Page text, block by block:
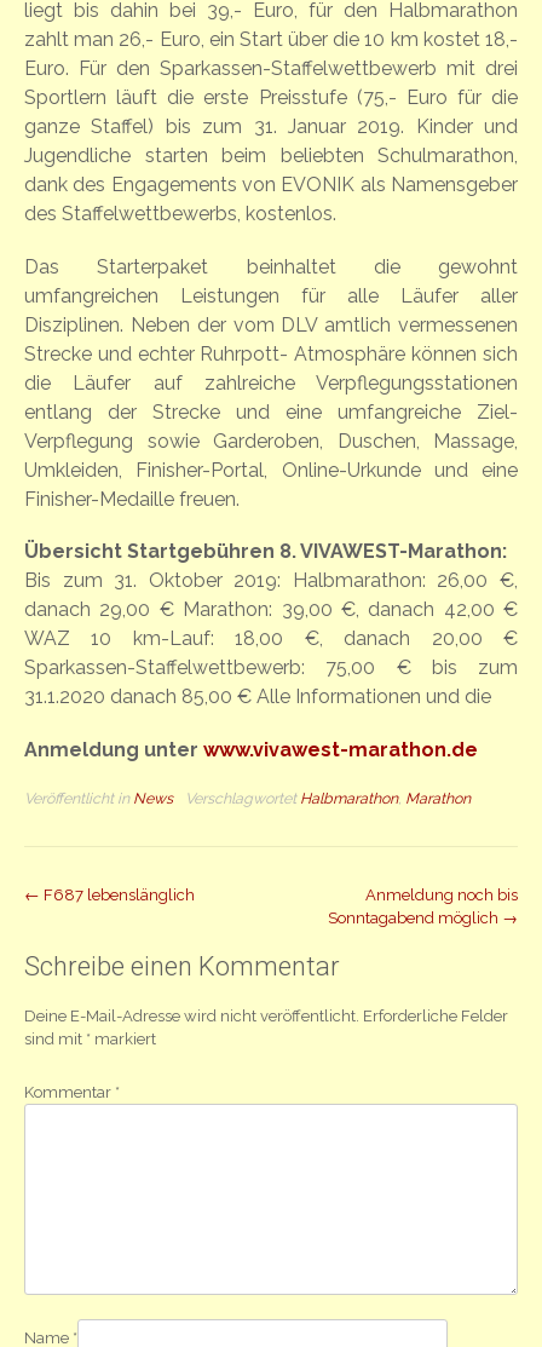
liegt bis dahin bei 39,- Euro, für den Halbmarathon
zahlt man 26,- Euro, ein Start über die 10 km kostet 18,-
Euro. Für den Sparkassen-Staffelwettbewerb mit drei
Sportlern läuft die erste Preisstufe (75,- Euro für die
ganze Staffel) bis zum 31. Januar 2019. Kinder und
Jugendliche starten beim beliebten Schulmarathon,
dank des Engagements von EVONIK als Namensgeber
des Staffelwettbewerbs, kostenlos.
Das Starterpaket beinhaltet die gewohnt
umfangreichen Leistungen für alle Läufer aller
Disziplinen. Neben der vom DLV amtlich vermessenen
Strecke und echter Ruhrpott- Atmosphäre können sich
die Läufer auf zahlreiche Verpflegungsstationen
entlang der Strecke und eine umfangreiche Ziel-
Verpflegung sowie Garderoben, Duschen, Massage,
Umkleiden, Finisher-Portal, Online-Urkunde und eine
Finisher-Medaille freuen.
Übersicht Startgebühren 8. VIVAWEST-Marathon:
Bis zum 31. Oktober 2019: Halbmarathon: 26,00 €,
danach 29,00 € Marathon: 39,00 €, danach 42,00 €
WAZ 10 km-Lauf: 18,00 €, danach 20,00 €
Sparkassen-Staffelwettbewerb: 75,00 € bis zum
31.1.2020 danach 85,00 € Alle Informationen und die
Anmeldung unter www.vivawest-marathon.de
Veröffentlicht in News Verschlagwortet Halbmarathon, Marathon
Beitrag
← F687 lebenslänglich
Anmeldung noch bis
Sonntagabend möglich →
Schreibe einen Kommentar
Deine E-Mail-Adresse wird nicht veröffentlicht. Erforderliche Felder
sind mit * markiert
Kommentar *
Name *